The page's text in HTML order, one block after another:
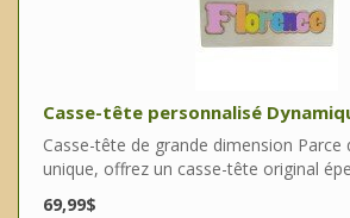
Casse-tête personnalisé
Casse-tête de grande dimension
unique, offrez un casse-tête original
69,99$